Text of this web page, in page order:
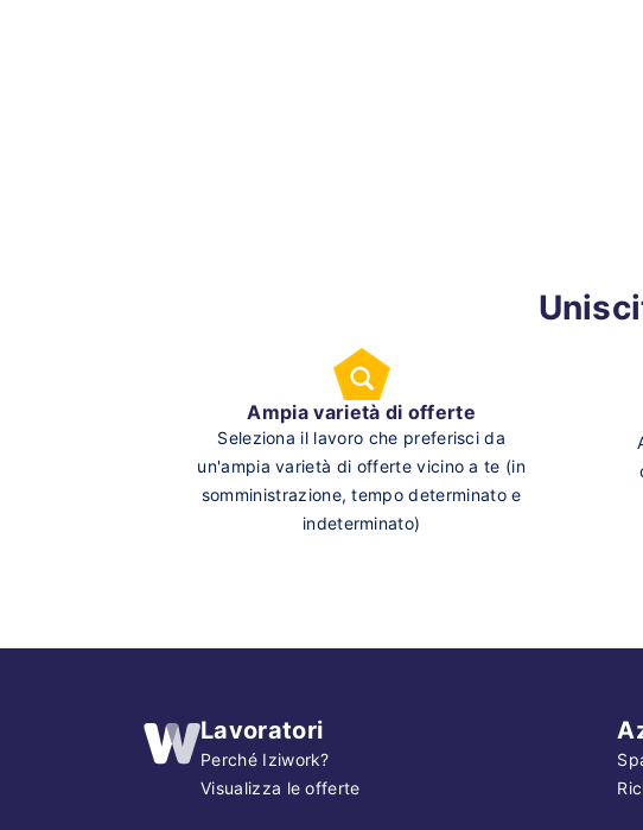
Ampia varietà di offerte
Seleziona il lavoro che preferisci da
un'ampia varietà di offerte vicino a te (in
somministrazione, tempo determinato e
indeterminato)
Lavoratori
Perché Iziwork?
Visualizza le offerte